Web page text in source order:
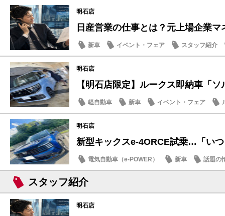
明石店
日産営業の仕事とは？元上場企業マ
新車 イベント・フェア スタッフ紹介
明石店
【明石店限定】ルークス即納車「
軽自動車 新車 イベント・フェア
明石店
新型キックスe-4ORCE試乗…「い
電気自動車（e-POWER） 新車 話題の
スタッフ紹介
明石店